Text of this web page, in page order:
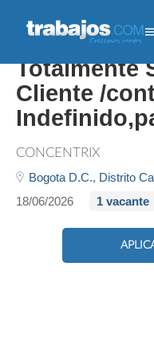
Asesor Call
Totalmente
Cliente /
CONCENTRIX
Bogota D.C., Distrito
18/06/2026
1 vacante